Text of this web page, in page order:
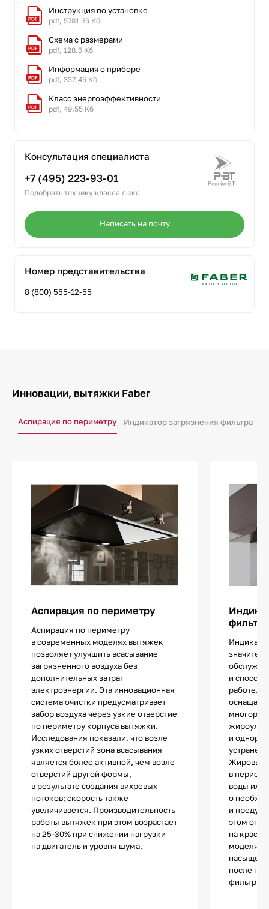
Инструкция по установке
pdf, 5781.75 Кб
Схема с размерами
pdf, 128.5 Кб
Информация о приборе
pdf, 337.45 Кб
Класс энергоэффективности
pdf, 49.55 Кб
Консультация специалиста
+7 (495) 223-93-01
Подобрать технику класса люкс
Написать на почту
Номер представительства
8 (800) 555-12-55
Инновации, вытяжки Faber
Аспирация по периметру Индикатор загрязнения фильтра
Аспирация по периметру
Аспирация по периметру
в современных моделях вытяжек
позволяет улучшить всасывание
загрязненного воздуха без
дополнительных затрат
электроэнергии. Эта инновационная
система очистки предусматривает
забор воздуха через узкие отверстие
по периметру корпуса вытяжки.
Исследования показали, что возле
узких отверстий зона всасывания
является более активной, чем возле
отверстий другой формы,
в результате создания вихревых
потоков; скорость также
увеличивается. Производительность
работы вытяжек при этом возрастает
на 25-30% при снижении нагрузки
на двигатель и уровня шума.
фильтра
и
работе.
и
Жировые
в
воды или
о
и
этом он
на
моделях
после
фильтр